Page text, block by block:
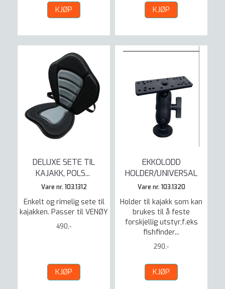
KJØP KJØP
DELUXE SETE TIL
KAJAKK, POLS...
Vare nr. 103.1312
Enkelt og rimelig sete til
kajakken. Passer til VENØY
490,-
KJØP
EKKOLODD
HOLDER/UNIVERSAL
Vare nr. 103.1320
Holder til kajakk som kan
brukes til å feste
forskjellig utstyr,f.eks
fishfinder...
290,-
KJØP